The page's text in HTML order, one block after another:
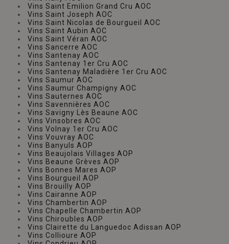
Vins Saint Emilion Grand Cru AOC
Vins Saint Joseph AOC
Vins Saint Nicolas de Bourgueil AOC
Vins Saint Aubin AOC
Vins Saint Véran AOC
Vins Sancerre AOC
Vins Santenay AOC
Vins Santenay 1er Cru AOC
Vins Santenay Maladière 1er Cru AOC
Vins Saumur AOC
Vins Saumur Champigny AOC
Vins Sauternes AOC
Vins Savennières AOC
Vins Savigny Lès Beaune AOC
Vins Vinsobres AOC
Vins Volnay 1er Cru AOC
Vins Vouvray AOC
Vins Banyuls AOP
Vins Beaujolais Villages AOP
Vins Beaune Grèves AOP
Vins Bonnes Mares AOP
Vins Bourgueil AOP
Vins Brouilly AOP
Vins Cairanne AOP
Vins Chambertin AOP
Vins Chapelle Chambertin AOP
Vins Chiroubles AOP
Vins Clairette du Languedoc Adissan AOP
Vins Collioure AOP